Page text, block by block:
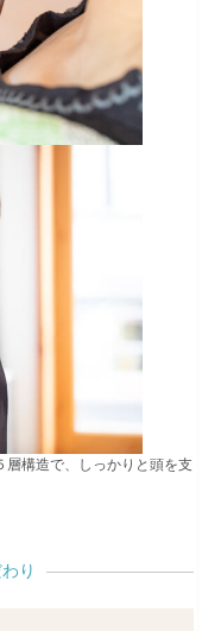
構造で、しっかりと頭を支
り